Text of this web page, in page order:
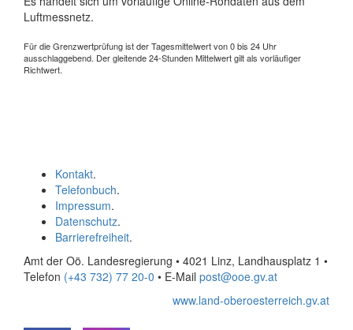
Luftmessnetz.
Für die Grenzwertprüfung ist der Tagesmittelwert von 0 bis 24 Uhr
ausschlaggebend. Der gleitende 24-Stunden Mittelwert gilt als vorläufiger
Richtwert.
Kontakt.
Telefonbuch.
Impressum.
Datenschutz.
Barrierefreiheit.
Amt der Oö. Landesregierung • 4021 Linz, Landhausplatz 1 •
Telefon (+43 732) 77 20-0 • E-Mail post@ooe.gv.at
www.land-oberoesterreich.gv.at